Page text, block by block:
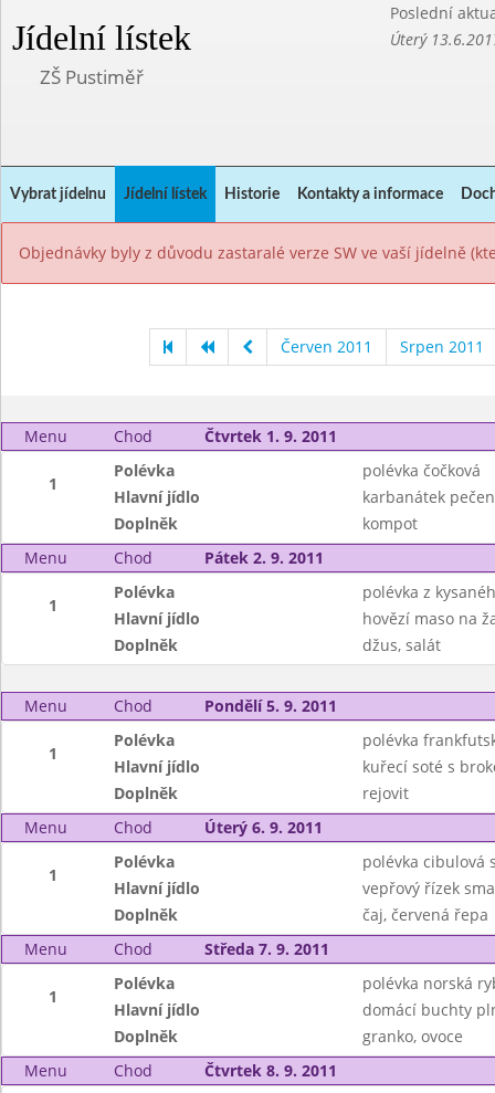
Jídelní lístek
Poslední
Úterý
ZŠ Pustiměř
Vybrat jídelnu Jídelní lístek Historie Kontakty a informace
Objednávky byly z důvodu zastaralé verze SW ve vaší jídelně
Červen 2011 Srpen 2011
Menu Chod Čtvrtek 1. 9. 2011
1
Polévka
polévka čočková
Hlavní jídlo
karbanátek
Doplněk
kompot
Menu
Chod Pátek 2. 9. 2011
1
Polévka
polévka z
Hlavní jídlo
hovězí maso na
Doplněk
džus, salát
Menu Chod Pondělí 5. 9. 2011
1
Polévka
polévka
Hlavní jídlo
kuřecí soté s
Doplněk
rejovit
Menu
Chod Úterý 6. 9. 2011
1
Polévka
polévka cibulová
Hlavní jídlo
vepřový řízek
Doplněk
čaj, červená řepa
Menu
Chod Středa 7. 9. 2011
1
Polévka
polévka norská
Hlavní jídlo
domácí buchty
Doplněk
granko, ovoce
Menu
Chod Čtvrtek 8. 9. 2011